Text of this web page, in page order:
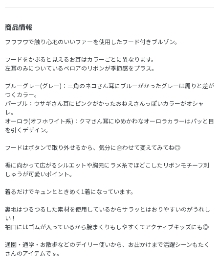
商品情報
フワフワで触り心地のいいファーを使用したフード付きブルゾン。
フードをかぶると見えるお耳はカラーごとに異なります。
左耳のみについているベロアのリボンが季節感をプラス。
ブルーグレー(グレー)：三角のネコさん耳にブルーがかったグレーは周りと差が
つくカラー。
パープル：ウサギさん耳にピンクがかったおねえさんっぽいカラーがオシャ
レ。
オーロラ(オフホワイト系)：クマさん耳にゆめかわなオーロラカラーはパッと目
を引くデザイン。
フードはボタンで取り外せるから、気分に合わせて変えてみてね◎
裾に向かって広がるシルエットや胸元にラメ糸でほどこしたリボンモチーフ刺
しゅうが可愛いポイント。
着るだけでキュンとときめく1着になっています。
裏地はつるつるした素材を使用しているからサラッとはおりやすいのがうれし
い！
袖口にはゴムが入っているから腕まくりもしやすくてアクティブキッズにも◎
通園・通学・お散歩などのデイリー使いから、お出かけまで活躍シーンもたく
さんのアイテムです。